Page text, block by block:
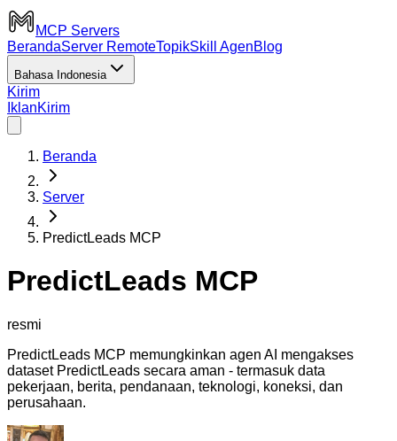
MCP Servers
BerandaServer RemoteTopikSkill AgenBlog
Bahasa Indonesia
Kirim
IklanKirim
Beranda
Server
PredictLeads MCP
PredictLeads MCP
resmi
PredictLeads MCP memungkinkan agen AI mengakses
dataset PredictLeads secara aman - termasuk data
pekerjaan, berita, pendanaan, teknologi, koneksi, dan
perusahaan.